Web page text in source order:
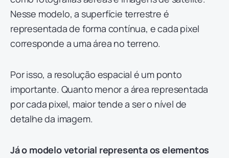
Nesse modelo, a superfície terrestre é
representada de forma contínua, e cada pixel
corresponde a uma área no terreno.
Por isso, a resolução espacial é um ponto
importante. Quanto menor a área representada
por cada pixel, maior tende a ser o nível de
detalhe da imagem.
Já o modelo vetorial representa os elementos